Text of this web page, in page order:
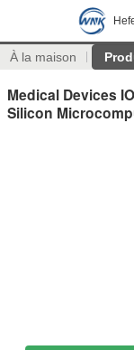
À la maison
Medical Devices
Silicon